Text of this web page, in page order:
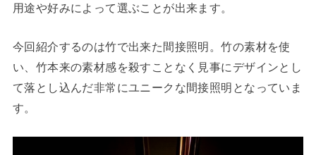
用途や好みによって選ぶことが出来ます。
今回紹介するのは竹で出来た間接照明。竹の素材を使
い、竹本来の素材感を殺すことなく見事にデザインとし
て落とし込んだ非常にユニークな間接照明となっていま
す。